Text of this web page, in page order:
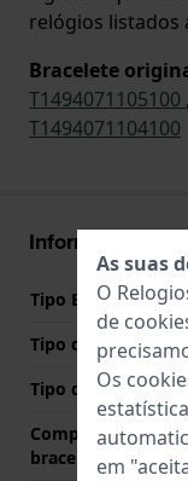
relógios listados
Bracelete
T1494071105100 ,
T1494071104100
Informações
Tipo Bracelete
Tipo de material
Tipo de bracelete
Comprimento do
bracelete)
As suas
O
de
Os
em